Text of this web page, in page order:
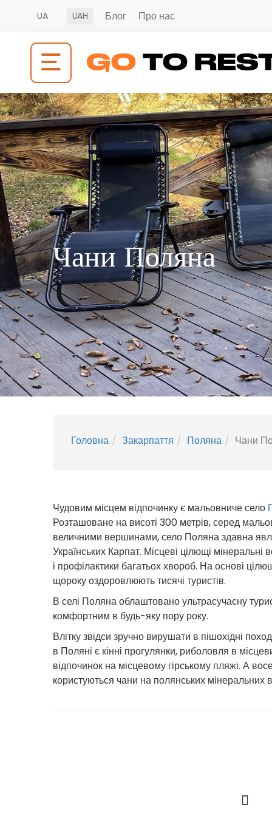
UA UAH Блог Про нас
Чани Поляна
Головна Закарпаття Поляна Чани
Чудовим місцем відпочинку є мальовниче село
Розташоване на висоті 300 метрів, серед
величними вершинами, село Поляна здавна
Українських Карпат. Місцеві цілющі
і профілактики багатьох хвороб. На основі
щороку оздоровлюють тисячі туристів.
В селі Поляна облаштовано ультрасучасну
комфортним в будь-яку пору року.
Влітку звідси зручно вирушати в пішохідні
в Поляні є кінні прогулянки, риболовля в
відпочинок на місцевому гірському пляжі. А
користуються чани на полянських мінеральних